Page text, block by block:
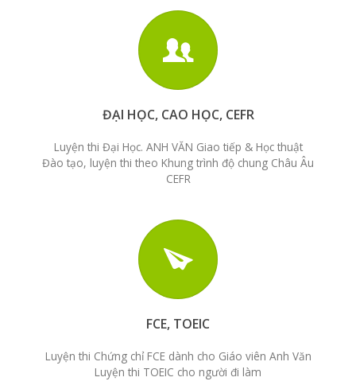
ĐẠI HỌC, CAO HỌC, CEFR
Luyện thi Đại Học. ANH VĂN Giao tiếp & Học thuật
Đào tạo, luyện thi theo Khung trình độ chung Châu Âu
CEFR
FCE, TOEIC
Luyện thi Chứng chỉ FCE dành cho Giáo viên Anh Văn
Luyện thi TOEIC cho người đi làm